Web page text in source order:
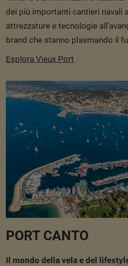
dei più importanti cantieri navali
attrezzature e tecnologie
brand che stanno plasmando il
Esplora Vieux Port
PORT CANTO
Il mondo della vela e del